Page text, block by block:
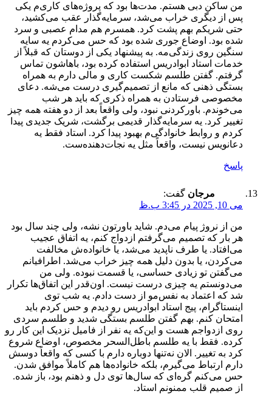
من ساکن دبی هستم. مدت‌ها بود که پروژه‌های کاری‌م یکی
پس از دیگری خراب می‌شد، سرمایه‌گذار عقب می‌کشید،
حتی شریکم بهم پشت کرد. همسرم هم مدام عصبی و سرد
شده بود. اوضاع جوری شده بود که حس می‌کردم یه سایه
سنگین روی زندگی‌مه. به پیشنهاد یکی از دوستان که قبلاً از
خدمات استاد ابوادریس استفاده کرده بود، باهاشون تماس
گرفتم. گفتن طلسم شکست کاری و مالی دارم به همراه
بستگی ذهنی که مانع از تصمیم‌گیری درست می‌شه. دعای
مخصوصی فرستادن به همراه ذکری که باید هر شب
می‌خوندم. باورکردنی نبود، ولی واقعاً بعد از دو هفته همه چیز
تغییر کرد. یه سرمایه‌گذار قدیمی برگشت، شریک جدیدی پیدا
کردم و روابط خانوادگی‌م بهبود پیدا کرد. استاد فقط یه
دعانویس نیست، واقعاً مثل یه نجات‌دهنده‌ست.
پاسخ
مرجان گفت:
می 10, 2025 در 3:45 ب.ظ
من از نروژ پیام می‌دم. شاید باورتون نشه، ولی چند سال بود
هر بار که تصمیم می‌گرفتم ازدواج کنم، یه اتفاق عجیب
می‌افتاد. یا طرف ناپدید می‌شد، یا خانواده‌ش مخالفت
می‌کردن، یا بدون دلیل همه چیز خراب می‌شد. اطرافیانم
می‌گفتن تو زیادی حساسی، یا قسمت نبوده. ولی من
می‌دونستم یه چیزی درست نیست. اون‌قدر این اتفاق‌ها تکرار
شد که اعتماد به نفس‌مو از دست دادم. یه شب توی
اینستاگرام، پیج استاد ابوادریس رو دیدم و حس کردم باید
امتحان کنم. بهم گفتن طلسم بستگی شدید و طلسم سردی
روی ازدواجم هست و این‌که یه نفر از فامیل نزدیک این کار رو
کرده. فقط با یه طلسم باطل‌السحر مخصوص، اوضاع شروع
کرد به تغییر. الان نه‌تنها دوباره دارم با کسی که واقعاً دوسش
دارم ارتباط می‌گیرم، بلکه خانواده‌ها هم کاملاً موافق شدن.
حس می‌کنم گره‌ای که سال‌ها توی دل و ذهنم بود، باز شده.
از صمیم قلب ممنونم استاد.